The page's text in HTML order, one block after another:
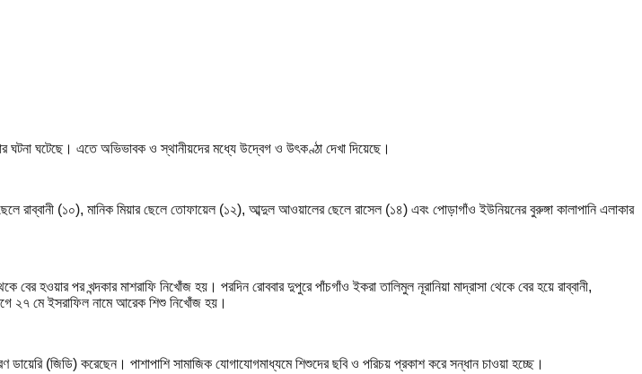
ঘটনা ঘটেছে। এতে অভিভাবক ও স্থানীয়দের মধ্যে উদ্বেগ ও উৎকণ্ঠা দেখা দিয়েছে।
রাব্বানী (১০), মানিক মিয়ার ছেলে তোফায়েল (১২), আব্দুল আওয়ালের ছেলে রাসেল (১৪) এবং পোড়াগাঁও ইউনিয়নের বুরুঙ্গা কালাপানি এলাকার
হওয়ার পর খন্দকার মাশরাফি নিখোঁজ হয়। পরদিন রোববার দুপুরে পাঁচগাঁও ইকরা তালিমুল নূরানিয়া মাদ্রাসা থেকে বের হয়ে রাব্বানী,
২৭ মে ইসরাফিল নামে আরেক শিশু নিখোঁজ হয়।
(জিডি) করেছেন। পাশাপাশি সামাজিক যোগাযোগমাধ্যমে শিশুদের ছবি ও পরিচয় প্রকাশ করে সন্ধান চাওয়া হচ্ছে।